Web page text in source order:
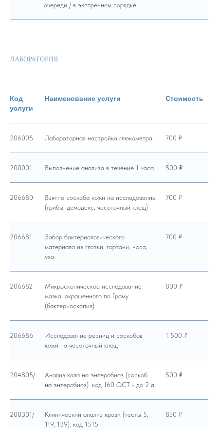
очереди / в экстренном порядке
ЛАБОРАТОРИЯ
Код
услуги
Наименование услуги Стоимость
206005 Лабораторная настройка глюкометра 700 ₽
200001 Выполнение анализа в течение 1 часа 500 ₽
206680
Взятие соскоба кожи на исследование
(грибы, демодекс, чесоточный клещ)
700 ₽
206681
Забор бактериологического
материала из глотки, гортани, носа,
уха
700 ₽
206682
Микроскопическое исследование
мазка, окрашенного по Граму
(бактериоскопия)
800 ₽
206686
Исследование ресниц и соскобов
кожи на чесоточный клещ
1 500 ₽
204805/
Анализ кала на энтеробиоз (соскоб
на энтеробиоз). код 160 ОСТ - до 2 д.
500 ₽
200301/
Клинический анализ крови (тесты 5,
119, 139). код 1515
850 ₽